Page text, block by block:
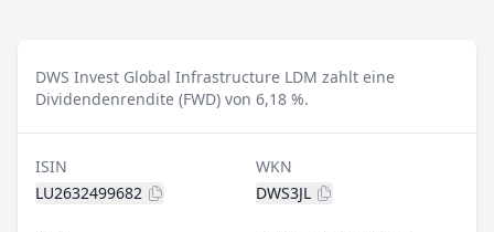
DWS Invest Global Infrastructure LDM zahlt eine
Dividendenrendite (FWD) von 6,18 %.
ISIN
LU2632499682
WKN
DWS3JL